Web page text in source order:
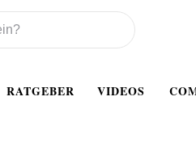
RATGEBER VIDEOS